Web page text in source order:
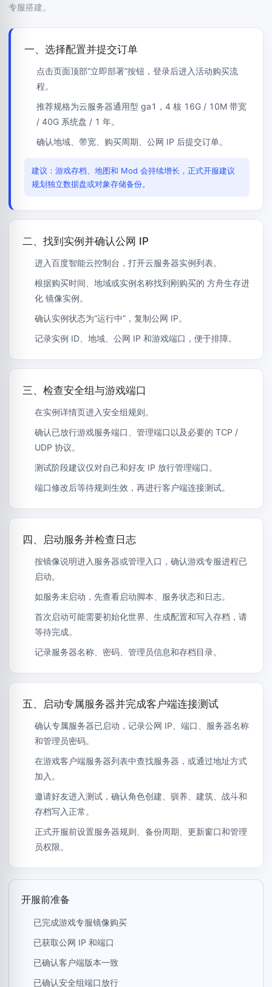
专服搭建。
一、选择配置并提交订单
点击页面顶部“立即部署”按钮，登录后进入活动购买流
程。
推荐规格为云服务器通用型 ga1，4 核 16G / 10M 带宽
/ 40G 系统盘 / 1 年。
确认地域、带宽、购买周期、公网 IP 后提交订单。
建议：游戏存档、地图和 Mod 会持续增长，正式开服建议
规划独立数据盘或对象存储备份。
二、找到实例并确认公网 IP
进入百度智能云控制台，打开云服务器实例列表。
根据购买时间、地域或实例名称找到刚购买的 方舟生存进
化 镜像实例。
确认实例状态为“运行中”，复制公网 IP。
记录实例 ID、地域、公网 IP 和游戏端口，便于排障。
三、检查安全组与游戏端口
在实例详情页进入安全组规则。
确认已放行游戏服务端口、管理端口以及必要的 TCP /
UDP 协议。
测试阶段建议仅对自己和好友 IP 放行管理端口。
端口修改后等待规则生效，再进行客户端连接测试。
四、启动服务并检查日志
按镜像说明进入服务器或管理入口，确认游戏专服进程已
启动。
如服务未启动，先查看启动脚本、服务状态和日志。
首次启动可能需要初始化世界、生成配置和写入存档，请
等待完成。
记录服务器名称、密码、管理员信息和存档目录。
五、启动专属服务器并完成客户端连接测试
确认专属服务器已启动，记录公网 IP、端口、服务器名称
和管理员密码。
在游戏客户端服务器列表中查找服务器，或通过地址方式
加入。
邀请好友进入测试，确认角色创建、驯养、建筑、战斗和
存档写入正常。
正式开服前设置服务器规则、备份周期、更新窗口和管理
员权限。
开服前准备
已完成游戏专服镜像购买
已获取公网 IP 和端口
已确认客户端版本一致
已确认安全组端口放行